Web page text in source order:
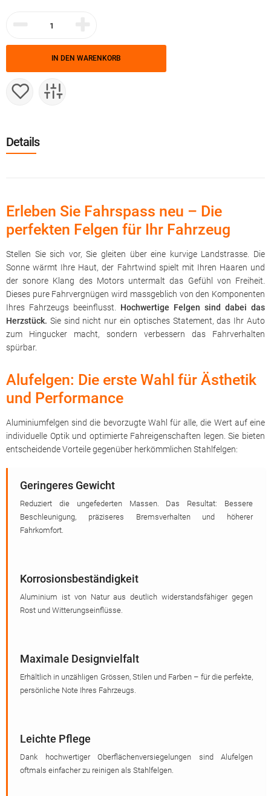
IN DEN WARENKORB
Details
Erleben Sie Fahrspass neu – Die
perfekten Felgen für Ihr Fahrzeug
Stellen Sie sich vor, Sie gleiten über eine kurvige Landstrasse. Die
Sonne wärmt Ihre Haut, der Fahrtwind spielt mit Ihren Haaren und
der sonore Klang des Motors untermalt das Gefühl von Freiheit.
Dieses pure Fahrvergnügen wird massgeblich von den Komponenten
Ihres Fahrzeugs beeinflusst. Hochwertige Felgen sind dabei das
Herzstück. Sie sind nicht nur ein optisches Statement, das Ihr Auto
zum Hingucker macht, sondern verbessern das Fahrverhalten
spürbar.
Alufelgen: Die erste Wahl für Ästhetik
und Performance
Aluminiumfelgen sind die bevorzugte Wahl für alle, die Wert auf eine
individuelle Optik und optimierte Fahreigenschaften legen. Sie bieten
entscheidende Vorteile gegenüber herkömmlichen Stahlfelgen:
Geringeres Gewicht
Reduziert die ungefederten Massen. Das Resultat: Bessere
Beschleunigung, präziseres Bremsverhalten und höherer
Fahrkomfort.
Korrosionsbeständigkeit
Aluminium ist von Natur aus deutlich widerstandsfähiger gegen
Rost und Witterungseinflüsse.
Maximale Designvielfalt
Erhältlich in unzähligen Grössen, Stilen und Farben – für die perfekte,
persönliche Note Ihres Fahrzeugs.
Leichte Pflege
Dank hochwertiger Oberflächenversiegelungen sind Alufelgen
oftmals einfacher zu reinigen als Stahlfelgen.